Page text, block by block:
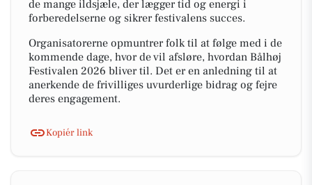
de mange ildsjæle, der lægger tid og energi i
forberedelserne og sikrer festivalens succes.
Organisatorerne opmuntrer folk til at følge med i de
kommende dage, hvor de vil afsløre, hvordan Bålhøj
Festivalen 2026 bliver til. Det er en anledning til at
anerkende de frivilliges uvurderlige bidrag og fejre
deres engagement.
Kopiér link